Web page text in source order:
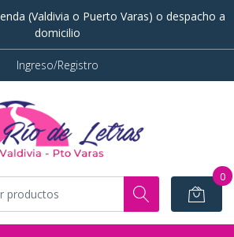
(Valdivia o Puerto Varas) o despacho a
domicilio
Ingreso/Registro
0